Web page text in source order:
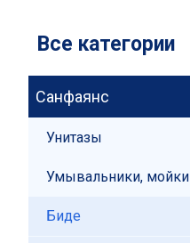
Все категории
Санфаянс
Унитазы
Умывальники, мойки
Биде